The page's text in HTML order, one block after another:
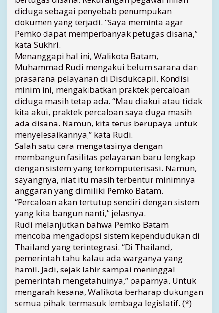
n
d
a
n
a
t
a
n
S
i
p
l
K
o
t
a
B
a
a
m
B
e
l
u
m
M
a
diduga sebagai penyebab penumpukan
dokumen yang terjadi. “Saya meminta agar
Pemko dapat memperbanyak petugas disana,”
kata Sukhri.
Menanggapi hal ini, Walikota Batam,
Muhammad Rudi mengakui belum sarana dan
prasarana pelayanan di Disdukcapil. Kondisi
minim ini, mengakibatkan praktek percaloan
diduga masih tetap ada. “Mau diakui atau tidak
kita akui, praktek percaloan saya duga masih
ada disana. Namun, kita terus berupaya untuk
menyelesaikannya,” kata Rudi.
Salah satu cara mengatasinya dengan
membangun fasilitas pelayanan baru lengkap
dengan sistem yang terkomputerisasi. Namun,
sayangnya, niat itu masih terbentur minimnya
anggaran yang dimiliki Pemko Batam.
“Percaloan akan tertutup sendiri dengan sistem
yang kita bangun nanti,” jelasnya.
Rudi melanjutkan bahwa Pemko Batam
mencoba mengadopsi sistem kependudukan di
Thailand yang terintegrasi. “Di Thailand,
pemerintah tahu kalau ada warganya yang
hamil. Jadi, sejak lahir sampai meninggal
pemerintah mengetahuinya,” paparnya. Untuk
mengarah kesana, Walikota berharap dukungan
semua pihak, termasuk lembaga legislatif. (*)